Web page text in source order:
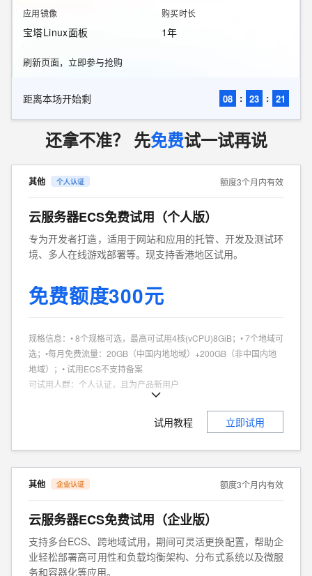
应用镜像
宝塔Linux面板
购买时长
1年
刷新页面，立即参与抢购
距离本场开始剩 08 : 23 : 19
还拿不准？ 先免费试一试再说
其他 额度3个月内有效
云服务器ECS免费试用（个人版）
专为开发者打造，适用于网站和应用的托管、开发及测试环
境、多人在线游戏部署等。现支持香港地区试用。
免费额度300元
规格信息： • 8个规格可选，最高可试用4核(vCPU)8GiB；• 7个地域可
选；•每月免费流量：20GB（中国内地地域）+200GB（非中国内地
地域）；• 试用ECS不支持备案
可试用人群： 个人认证，且为产品新用户
个人、企业试用不同享。
试用教程 立即试用
其他 额度3个月内有效
云服务器ECS免费试用（企业版）
支持多台ECS、跨地域试用，期间可灵活更换配置，帮助企
业轻松部署高可用性和负载均衡架构、分布式系统以及微服
务和容器化等应用。